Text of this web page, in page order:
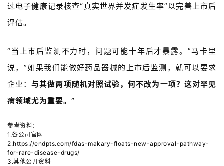
们
过电子健康记录核查“真实世界并发症发生率”以完善上市后
评估。
“当上市后监测不力时，问题可能十年后才暴露。”马卡里
说，”如果我们能做好药品器械的上市后监测，就可以要求
企业：与其做两项随机对照试验，何不改为一项？这对罕见
病领域尤为重要。”
参考资料：
1.各公司官网
2.https://endpts.com/fdas-makary-floats-new-approval-pathway-
for-rare-disease-drugs/
3.其他公开资料